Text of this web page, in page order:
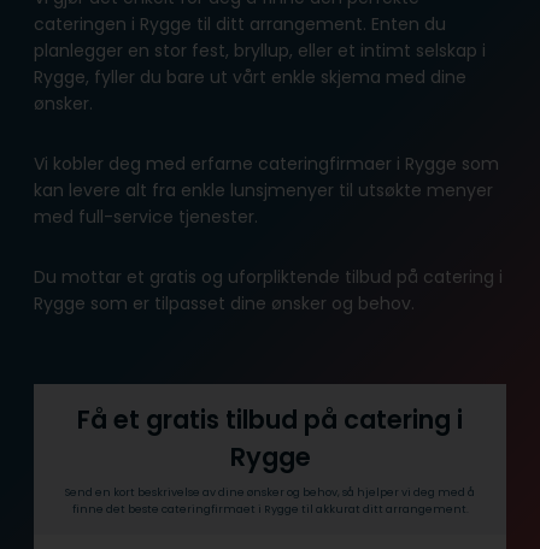
cateringen i Rygge til ditt arrangement. Enten du
planlegger en stor fest, bryllup, eller et intimt selskap i
Rygge, fyller du bare ut vårt enkle skjema med dine
ønsker.
Vi kobler deg med erfarne cateringfirmaer i Rygge som
kan levere alt fra enkle lunsjmenyer til utsøkte menyer
med full-service tjenester.
Du mottar et gratis og uforpliktende tilbud på catering i
Rygge som er tilpasset dine ønsker og behov.
Få et gratis tilbud på catering i
Rygge
Send en kort beskrivelse av dine ønsker og behov, så hjelper vi deg med å
finne det beste cateringfirmaet i Rygge til akkurat ditt arrangement.